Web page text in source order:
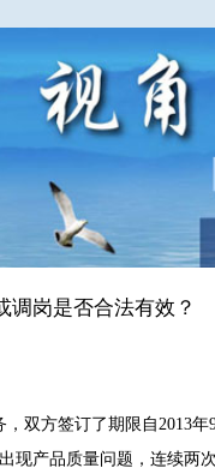
调岗是否合法有效？
双方签订了期限自2013
现产品质量问题，连续两